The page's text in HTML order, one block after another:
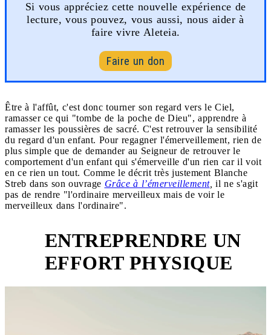
Si vous appréciez cette nouvelle expérience de
lecture, vous pouvez, vous aussi, nous aider à
faire vivre Aleteia.
Faire un don
Être à l'affût, c'est donc tourner son regard vers le Ciel,
ramasser ce qui "tombe de la poche de Dieu", apprendre à
ramasser les poussières de sacré. C'est retrouver la sensibilité
du regard d'un enfant. Pour regagner l'émerveillement, rien de
plus simple que de demander au Seigneur de retrouver le
comportement d'un enfant qui s'émerveille d'un rien car il voit
en ce rien un tout. Comme le décrit très justement Blanche
Streb dans son ouvrage Grâce à l’émerveillement, il ne s'agit
pas de rendre "l'ordinaire merveilleux mais de voir le
merveilleux dans l'ordinaire".
ENTREPRENDRE UN
EFFORT PHYSIQUE